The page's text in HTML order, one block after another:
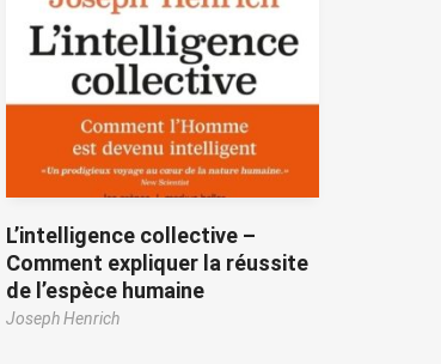
L’intelligence collective –
Comment expliquer la réussite
de l’espèce humaine
Joseph Henrich